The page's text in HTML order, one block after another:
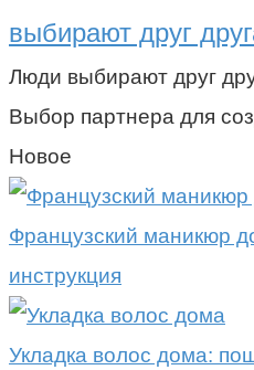
выбирают друг
Люди выбирают друг
Выбор партнера для
Новое
Французский маникюр
инструкция
Укладка волос дома: